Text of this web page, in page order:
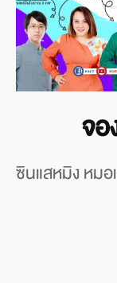
จ
ซินแสหมิง หม